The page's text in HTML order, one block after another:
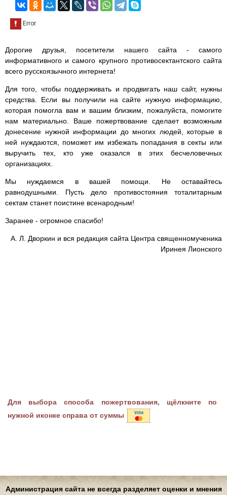
Дорогие друзья, посетители нашего сайта - самого
информативного и самого крупного противосектантского сайта
всего русскоязычного интернета!
Для того, чтобы поддерживать и продвигать наш сайт, нужны
средства. Если вы получили на сайте нужную информацию,
которая помогла вам и вашим близким, пожалуйста, помогите
нам материально. Ваше пожертвование сделает возможным
донесение нужной информации до многих людей, которые в
ней нуждаются, поможет им избежать попадания в секты или
выручить тех, кто уже оказался в этих бесчеловечных
организациях.
Мы нуждаемся в вашей помощи. Не оставайтесь
равнодушными. Пусть дело противостояния тоталитарным
сектам станет поистине всенародным!
Заранее - огромное спасибо!
А. Л. Дворкин и вся редакция сайта Центра священномученика
Иринея Лионского
Для выбора способа пожертвования, щёлкните по
нужной иконке справа от суммы
Администрация сайта не всегда разделяет оценки и мнения